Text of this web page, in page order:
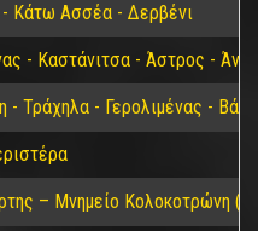
Κάτω Ασσέα - Δερβένι
- Καστάνιτσα - Άστρος - Άνω
Τράχηλα - Γερολιμένας -
– Μνημείο Κολοκοτρώνη